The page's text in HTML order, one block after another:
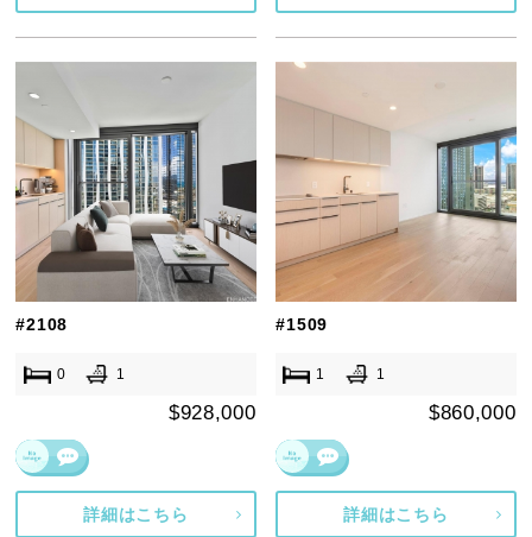
#2108
0 1
$928,000
詳細はこちら
#1509
1 1
$860,000
詳細はこちら